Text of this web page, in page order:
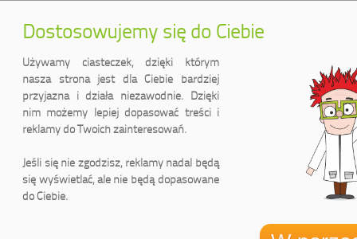
Dostosowujemy się do Ciebie
Używamy ciasteczek, dzięki którym
nasza strona jest dla Ciebie bardziej
przyjazna i działa niezawodnie. Dzięki
nim możemy lepiej dopasować treści i
reklamy do Twoich zainteresowań.
Jeśli się nie zgodzisz, reklamy nadal będą
się wyświetlać, ale nie będą dopasowane
do Ciebie.